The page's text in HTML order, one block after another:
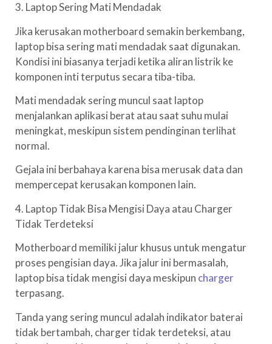
3. Laptop Sering Mati Mendadak
Jika kerusakan motherboard semakin berkembang,
laptop bisa sering mati mendadak saat digunakan.
Kondisi ini biasanya terjadi ketika aliran listrik ke
komponen inti terputus secara tiba-tiba.
Mati mendadak sering muncul saat laptop
menjalankan aplikasi berat atau saat suhu mulai
meningkat, meskipun sistem pendinginan terlihat
normal.
Gejala ini berbahaya karena bisa merusak data dan
mempercepat kerusakan komponen lain.
4. Laptop Tidak Bisa Mengisi Daya atau Charger
Tidak Terdeteksi
Motherboard memiliki jalur khusus untuk mengatur
proses pengisian daya. Jika jalur ini bermasalah,
laptop bisa tidak mengisi daya meskipun charger
terpasang.
Tanda yang sering muncul adalah indikator baterai
tidak bertambah, charger tidak terdeteksi, atau